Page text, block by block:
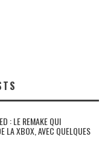
: LE REMAKE QUI
LA XBOX, AVEC QUELQUES